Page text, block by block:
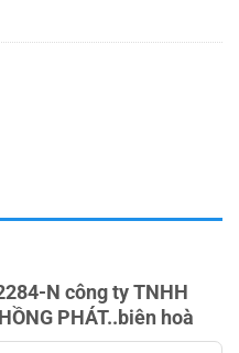
N công ty TNHH
PHÁT..biên hoà